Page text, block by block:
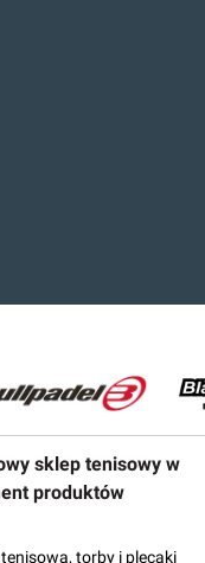
sklep tenisowy w
produktów
torby i plecaki